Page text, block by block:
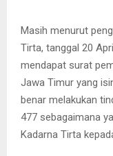
Masih menurut
Tirta, tanggal 20
mendapat surat
Jawa Timur yang
benar melakukan
477 sebagaimana
Kadarna Tirta